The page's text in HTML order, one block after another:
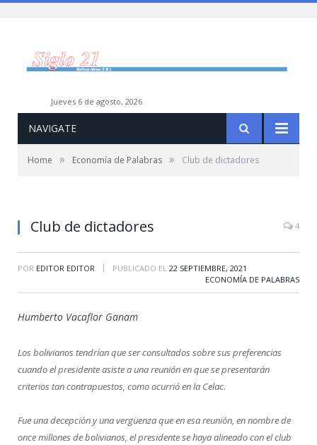
jueves 6 de agosto, 2026
NAVIGATE
Home » Economía de Palabras » Club de dictadores
Club de dictadores 4
POR EDITOR EDITOR | PUBLICADO EL 22 SEPTIEMBRE, 2021
ECONOMÍA DE PALABRAS
Humberto Vacaflor Ganam
Los bolivianos tendrían que ser consultados sobre sus preferencias
cuando el presidente asiste a una reunión en que se presentarán
criterios tan contrapuestos, como ocurrió en la Celac.
Fue una decepción y una vergüenza que en esa reunión, en nombre de
once millones de bolivianos, el presidente se haya alineado con el club